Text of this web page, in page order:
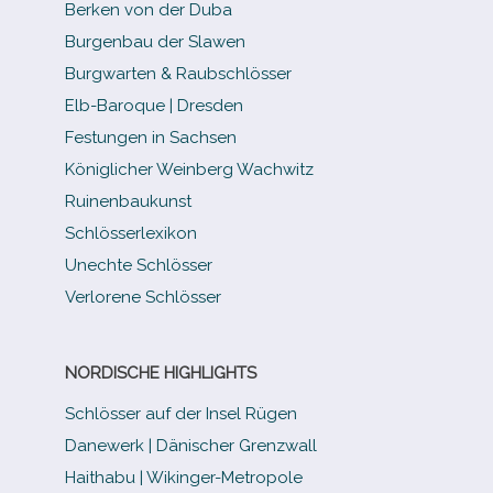
Berken von der Duba
Burgenbau der Slawen
Burgwarten & Raubschlösser
Elb-​Baroque | Dresden
Festungen in Sachsen
Königlicher Weinberg Wachwitz
Ruinenbaukunst
Schlösserlexikon
Unechte Schlösser
Verlorene Schlösser
NORDISCHE HIGHLIGHTS
Schlösser auf der Insel Rügen
Danewerk | Dänischer Grenzwall
Haithabu | Wikinger-Metropole